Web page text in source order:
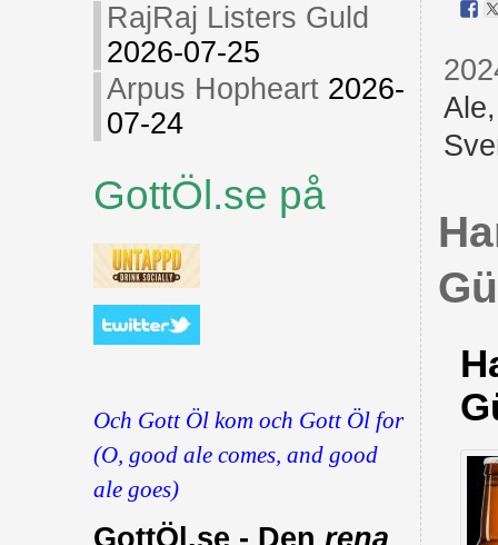
RajRaj Listers Guld
2026-07-25
Arpus Hopheart 2026-
07-24
GottÖl.se på
Och Gott Öl kom och Gott Öl for
(O, good ale comes, and good
ale goes)
GottÖl.se - Den rena